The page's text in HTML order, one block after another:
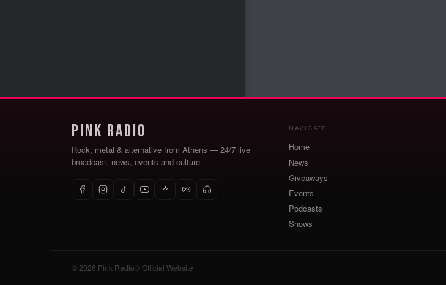
Pink Radio
Rock, metal & alternative from Athens — 24/7 live
broadcast, news, events and culture.
NAVIGATE
Home
News
Giveaways
Events
Podcasts
Shows
© 2026 Pink Radio® Official Website